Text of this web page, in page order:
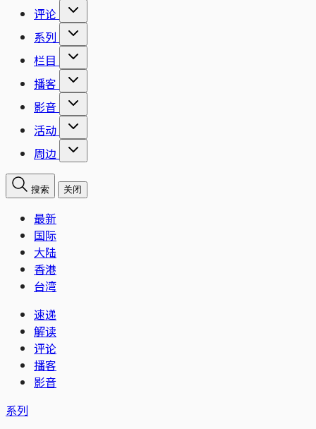
评论
系列
栏目
播客
影音
活动
周边
搜索 关闭
最新
国际
大陆
香港
台湾
速递
解读
评论
播客
影音
系列